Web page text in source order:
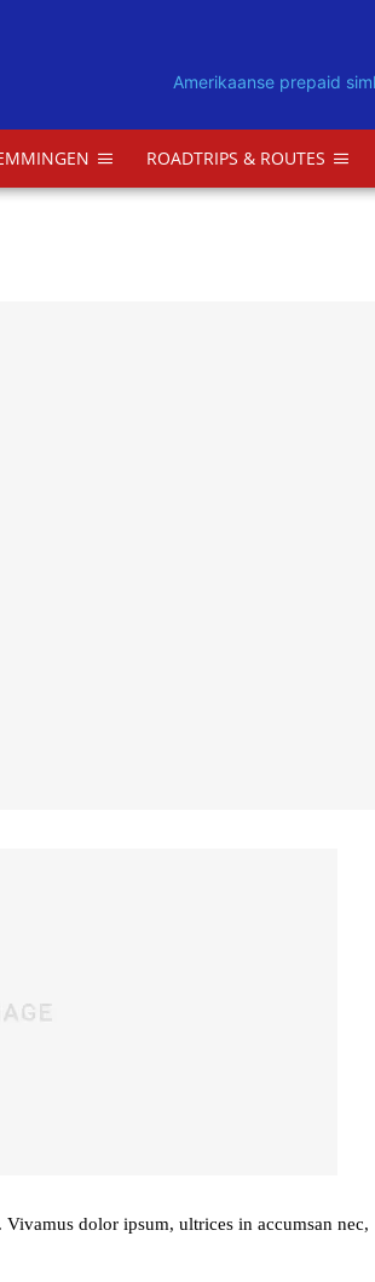
ROADTRIPS & ROUTES
dolor ipsum, ultrices in accumsan nec,